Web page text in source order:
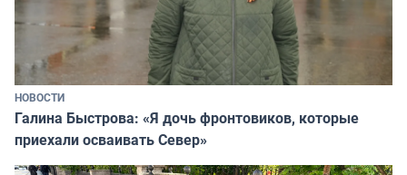
НОВОСТИ
Галина Быстрова: «Я дочь фронтовиков, которые
приехали осваивать Север»